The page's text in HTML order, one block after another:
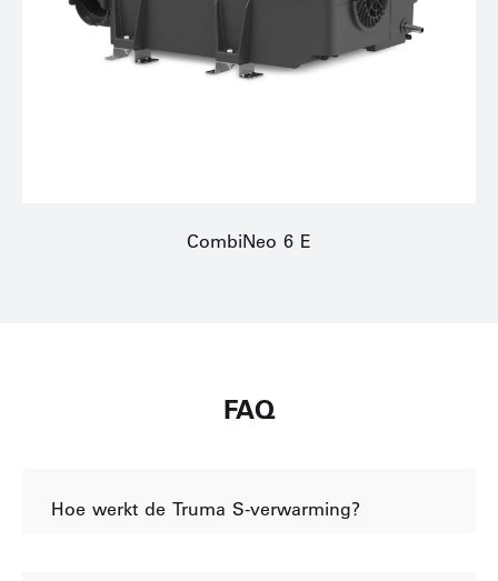
CombiNeo 6 E
FAQ
Hoe werkt de Truma S-verwarming?